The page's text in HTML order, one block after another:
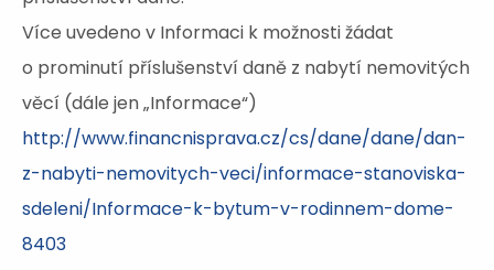
Více uvedeno v Informaci k možnosti žádat
o prominutí příslušenství daně z nabytí nemovitých
věcí (dále jen „Informace“)
http://www.financnisprava.cz/cs/dane/dane/dan-
z-nabyti-nemovitych-veci/informace-stanoviska-
sdeleni/Informace-k-bytum-v-rodinnem-dome-
8403